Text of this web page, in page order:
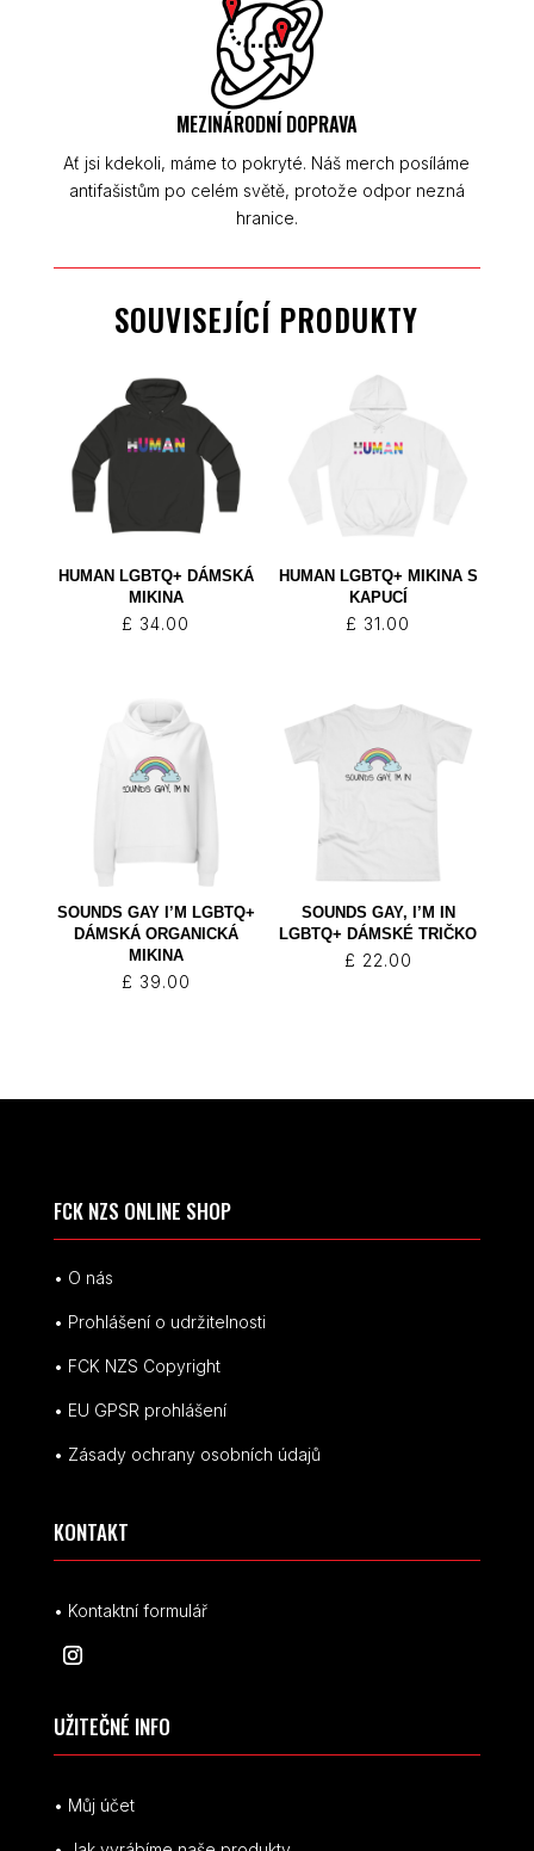
MEZINÁRODNÍ DOPRAVA
Ať jsi kdekoli, máme to pokryté. Náš merch posíláme
antifašistům po celém světě, protože odpor nezná
hranice.
SOUVISEJÍCÍ PRODUKTY
HUMAN LGBTQ+ DÁMSKÁ
MIKINA
£ 34.00
HUMAN LGBTQ+ MIKINA S
KAPUCÍ
£ 31.00
SOUNDS GAY I’M LGBTQ+
DÁMSKÁ ORGANICKÁ
MIKINA
£ 39.00
SOUNDS GAY, I’M IN
LGBTQ+ DÁMSKÉ TRIČKO
£ 22.00
FCK NZS ONLINE SHOP
• O nás
• Prohlášení o udržitelnosti
• FCK NZS Copyright
• EU GPSR prohlášení
• Zásady ochrany osobních údajů
KONTAKT
• Kontaktní formulář
UŽITEČNÉ INFO
• Můj účet